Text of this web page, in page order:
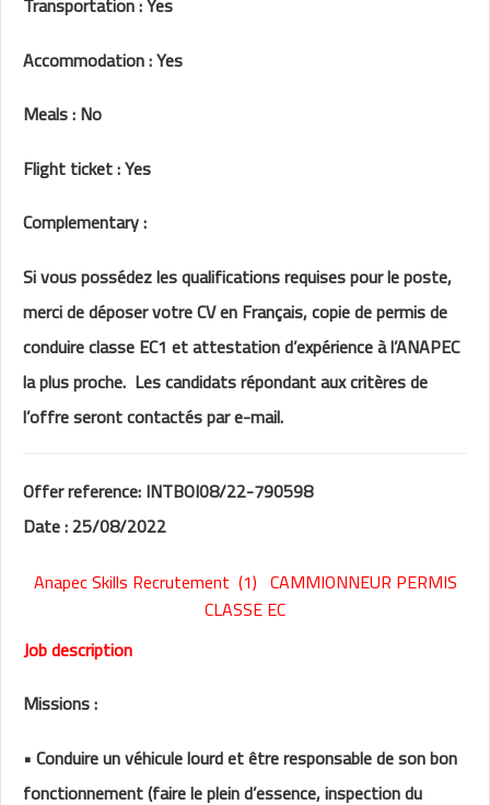
Accommodation : Yes
Meals : No
Flight ticket : Yes
Complementary :
Si vous possédez les qualifications requises pour le poste,
merci de déposer votre CV en Français, copie de permis de
conduire classe EC1 et attestation d’expérience à l’ANAPEC
la plus proche. Les candidats répondant aux critères de
l’offre seront contactés par e-mail.
Offer reference: INTBOI08/22-790598
Date : 25/08/2022
Anapec Skills Recrutement (1) CAMMIONNEUR PERMIS
CLASSE EC
Job description
Missions :
• Conduire un véhicule lourd et être responsable de son bon
fonctionnement (faire le plein d’essence, inspection du